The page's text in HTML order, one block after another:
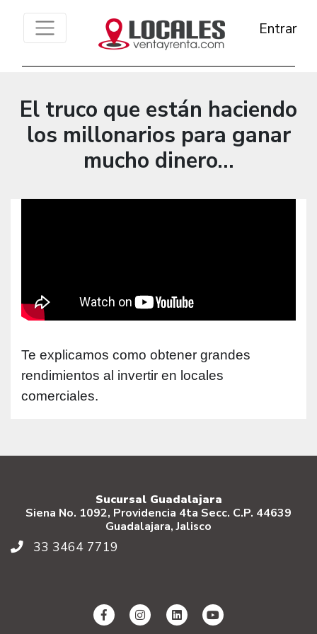
Entrar
El truco que están haciendo
los millonarios para ganar
mucho dinero...
Te explicamos como obtener grandes
rendimientos al invertir en locales
comerciales.
Sucursal Guadalajara
Siena No. 1092, Providencia 4ta Secc. C.P. 44639
Guadalajara, Jalisco
33 3464 7719